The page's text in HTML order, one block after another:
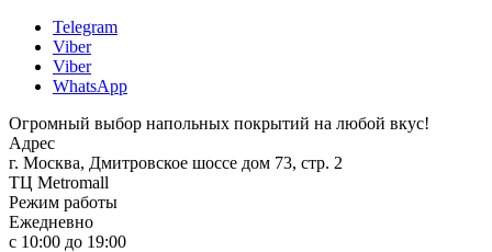
Telegram
Viber
Viber
WhatsApp
Огромный выбор напольных покрытий на любой вкус!
Адрес
г. Москва, Дмитровское шоссе дом 73, стр. 2
ТЦ Metromall
Режим работы
Ежедневно
с 10:00 до 19:00